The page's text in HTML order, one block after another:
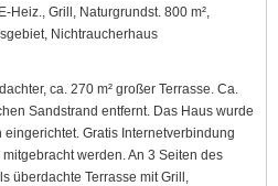
Heiz., Grill, Naturgrundst. 800 m²,
Nichtraucherhaus
ca. 270 m² großer Terrasse. Ca.
Sandstrand entfernt. Das Haus wurde
Gratis Internetverbindung
werden. An 3 Seiten des
überdachte Terrasse mit Grill,